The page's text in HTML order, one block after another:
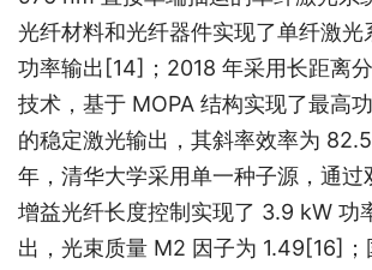
光纤材料和光纤器件实现了单纤激
功率输出 [14] ；2018 年采用长距离
技术，基于 MOPA 结构实现了最高
的稳定激光输出，其斜率效率为
年，清华大学采用单一种子源，通过
增益光纤长度控制实现了 3.9 kW 功
出，光束质量 M2 因子为 1.49[16]